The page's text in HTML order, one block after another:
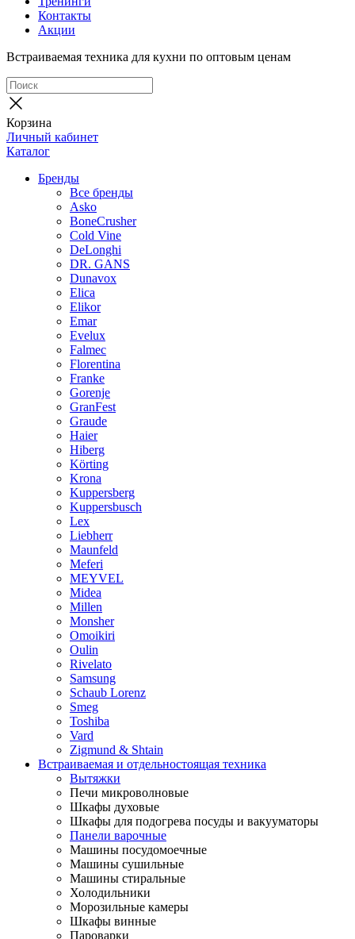
Контакты
Акции
Встраиваемая техника для кухни по оптовым ценам
Корзина
Личный кабинет
Каталог
Бренды
Все бренды
Asko
BoneCrusher
Cold Vine
DeLonghi
DR. GANS
Dunavox
Elica
Elikor
Emar
Evelux
Falmec
Florentina
Franke
Gorenje
GranFest
Graude
Haier
Hiberg
Körting
Krona
Kuppersberg
Kuppersbusch
Lex
Liebherr
Maunfeld
Meferi
MEYVEL
Midea
Millen
Monsher
Omoikiri
Oulin
Rivelato
Samsung
Schaub Lorenz
Smeg
Toshiba
Vard
Zigmund & Shtain
Встраиваемая и отдельностоящая техника
Вытяжки
Печи микроволновые
Шкафы духовые
Шкафы для подогрева посуды и вакууматоры
Панели варочные
Машины посудомоечные
Машины сушильные
Машины стиральные
Холодильники
Морозильные камеры
Шкафы винные
Пароварки